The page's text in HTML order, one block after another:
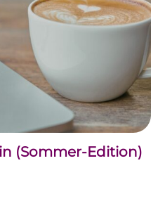
(Sommer-Edition)